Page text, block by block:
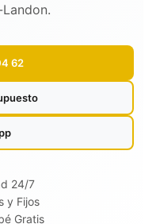
62
24/7
y Fijos
Gratis